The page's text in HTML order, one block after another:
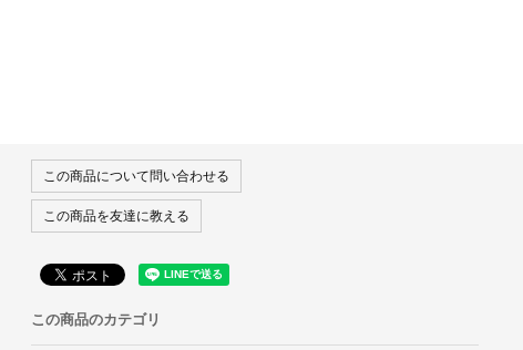
この商品について問い合わせる
この商品を友達に教える
この商品のカテゴリ